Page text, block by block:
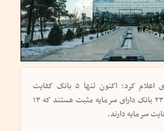
رئیس کل بانک مرکزی اعلام کرد: اکنون تنها ۵ بانک کفایت
سرمایه منفی دارند و ۲۳ بانک دارای سرمایه مثبت هستند که ۱۳